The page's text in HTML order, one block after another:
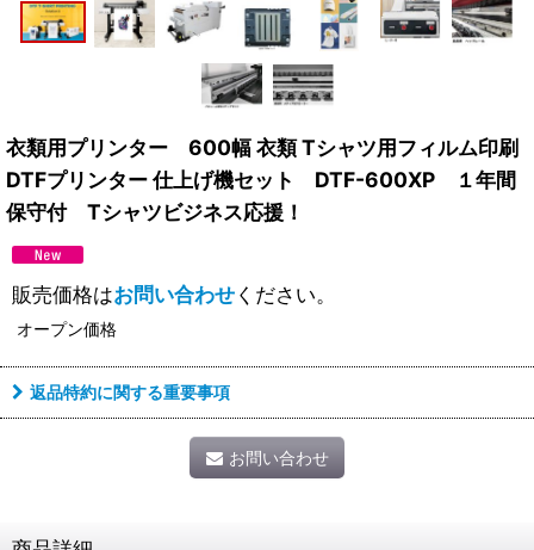
衣類用プリンター 600幅 衣類 Tシャツ用フィルム印刷
DTFプリンター 仕上げ機セット DTF-600XP １年間
保守付 Tシャツビジネス応援！
販売価格はお問い合わせください。
オープン価格
返品特約に関する重要事項
お問い合わせ